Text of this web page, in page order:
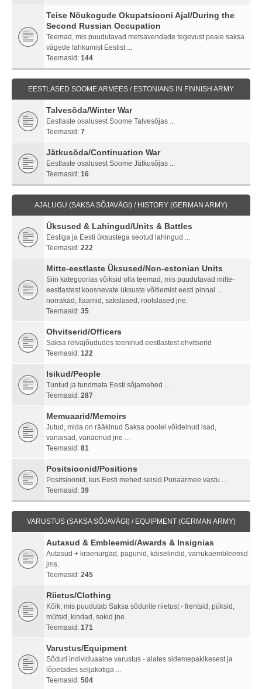
Teise Nõukogude Okupatsiooni Ajal/During the
Second Russian Occupation
Teemad, mis puudutavad metsavendade tegevust peale saksa
vägede lahkumist Eestist ...
Teemasid: 144
EESTLASED SOOME ARMEES / ESTONIANS IN FINNISH ARMY
Talvesõda/Winter War
Eestlaste osalusest Soome Talvesõjas ...
Teemasid: 7
Jätkusõda/Continuation War
Eestlaste osalusest Soome Jätkusõjas ...
Teemasid: 16
AJALUGU (SAKSA SÕJAVÄGI) / HISTORY (GERMAN ARMY)
Üksused & Lahingud/Units & Battles
Eestiga ja Eesti üksustega seotud lahingud ...
Teemasid: 222
Mitte-eestlaste Üksused/Non-estonian Units
Siin kategoorias võiksid olla teemad, mis puudutavad mitte-
eestlastest koosnevate üksuste võitlemist eesti pinnal ...
norrakad, flaamid, sakslased, rootslased jne.
Teemasid: 35
Ohvitserid/Officers
Saksa relvajõududes teeninud eestlastest ohvitserid
Teemasid: 122
Isikud/People
Tuntud ja tundmata Eesti sõjamehed ...
Teemasid: 287
Memuaarid/Memoirs
Jutud, mida on rääkinud Saksa poolel võidelnud isad,
vanaisad, vanaonud jne ...
Teemasid: 81
Positsioonid/Positions
Positsioonid, kus Eesti mehed seisid Punaarmee vastu ...
Teemasid: 39
VARUSTUS (SAKSA SÕJAVÄGI) / EQUIPMENT (GERMAN ARMY)
Autasud & Embleemid/Awards & Insignias
Autasud + kraenurgad, pagunid, käiselindid, varrukaembleemid
jms.
Teemasid: 245
Riietus/Clothing
Kõik, mis puudutab Saksa sõdurite riietust - frentsid, püksid,
mütsid, kindad, sokid jne.
Teemasid: 171
Varustus/Equipment
Sõduri individuaalne varustus - alates sidemepakikesest ja
lõpetades seljakotiga ...
Teemasid: 504